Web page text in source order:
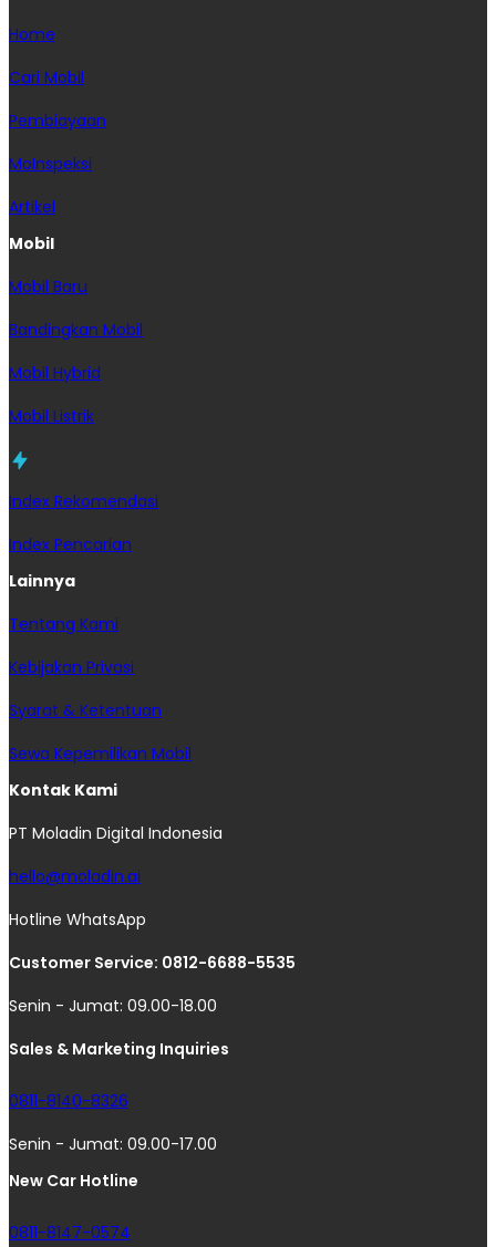
Home
Cari Mobil
Pembiayaan
MoInspeksi
Artikel
Mobil
Mobil Baru
Bandingkan Mobil
Mobil Hybrid
Mobil Listrik
Index Rekomendasi
Index Pencarian
Lainnya
Tentang Kami
Kebijakan Privasi
Syarat & Ketentuan
Sewa Kepemilikan Mobil
Kontak Kami
PT Moladin Digital Indonesia
hello@moladin.ai
Hotline WhatsApp
Customer Service: 0812-6688-5535
Senin - Jumat: 09.00-18.00
Sales & Marketing Inquiries
0811-8140-8326
Senin - Jumat: 09.00-17.00
New Car Hotline
0811-8147-0574